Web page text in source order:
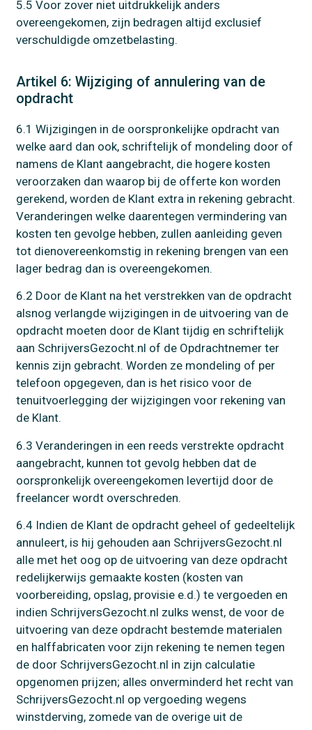
5.5 Voor zover niet uitdrukkelijk anders
overeengekomen, zijn bedragen altijd exclusief
verschuldigde omzetbelasting.
Artikel 6: Wijziging of annulering van de
opdracht
6.1 Wijzigingen in de oorspronkelijke opdracht van
welke aard dan ook, schriftelijk of mondeling door of
namens de Klant aangebracht, die hogere kosten
veroorzaken dan waarop bij de offerte kon worden
gerekend, worden de Klant extra in rekening gebracht.
Veranderingen welke daarentegen vermindering van
kosten ten gevolge hebben, zullen aanleiding geven
tot dienovereenkomstig in rekening brengen van een
lager bedrag dan is overeengekomen.
6.2 Door de Klant na het verstrekken van de opdracht
alsnog verlangde wijzigingen in de uitvoering van de
opdracht moeten door de Klant tijdig en schriftelijk
aan SchrijversGezocht.nl of de Opdrachtnemer ter
kennis zijn gebracht. Worden ze mondeling of per
telefoon opgegeven, dan is het risico voor de
tenuitvoerlegging der wijzigingen voor rekening van
de Klant.
6.3 Veranderingen in een reeds verstrekte opdracht
aangebracht, kunnen tot gevolg hebben dat de
oorspronkelijk overeengekomen levertijd door de
freelancer wordt overschreden.
6.4 Indien de Klant de opdracht geheel of gedeeltelijk
annuleert, is hij gehouden aan SchrijversGezocht.nl
alle met het oog op de uitvoering van deze opdracht
redelijkerwijs gemaakte kosten (kosten van
voorbereiding, opslag, provisie e.d.) te vergoeden en
indien SchrijversGezocht.nl zulks wenst, de voor de
uitvoering van deze opdracht bestemde materialen
en halffabricaten voor zijn rekening te nemen tegen
de door SchrijversGezocht.nl in zijn calculatie
opgenomen prijzen; alles onverminderd het recht van
SchrijversGezocht.nl op vergoeding wegens
winstderving, zomede van de overige uit de